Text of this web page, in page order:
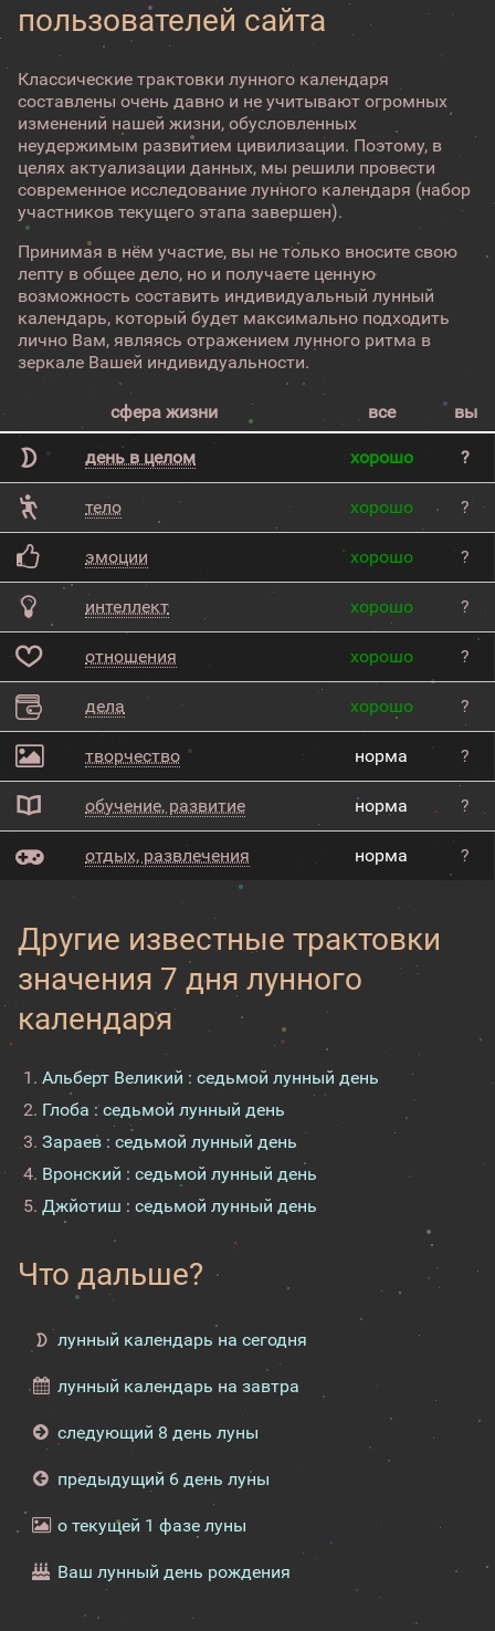
пользователей сайта
Классические трактовки лунного календаря
составлены очень давно и не учитывают огромных
изменений нашей жизни, обусловленных
неудержимым развитием цивилизации. Поэтому, в
целях актуализации данных, мы решили провести
современное исследование лунного календаря (набор
участников текущего этапа завершен).
Принимая в нём участие, вы не только вносите свою
лепту в общее дело, но и получаете ценную
возможность составить индивидуальный лунный
календарь, который будет максимально подходить
лично Вам, являясь отражением лунного ритма в
зеркале Вашей индивидуальности.
сфера жизни все вы
день в целом хорошо ?
тело хорошо ?
эмоции хорошо ?
интеллект хорошо ?
отношения хорошо ?
дела хорошо ?
творчество норма ?
обучение, развитие норма ?
отдых, развлечения норма ?
Другие известные трактовки
значения 7 дня лунного
календаря
Альберт Великий : седьмой лунный день
Глоба : седьмой лунный день
Зараев : седьмой лунный день
Вронский : седьмой лунный день
Джйотиш : седьмой лунный день
Что дальше?
лунный календарь на сегодня
лунный календарь на завтра
следующий 8 день луны
предыдущий 6 день луны
о текущей 1 фазе луны
Ваш лунный день рождения